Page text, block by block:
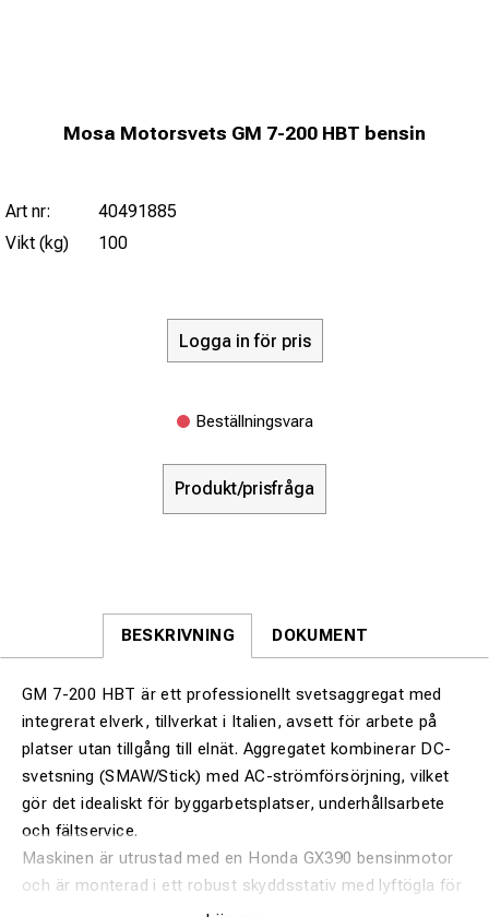
Mosa Motorsvets GM 7-200 HBT bensin
Art nr:
40491885
Vikt (kg)
100
Logga in för pris
Beställningsvara
Produkt/prisfråga
BESKRIVNING DOKUMENT
GM 7-200 HBT är ett professionellt svetsaggregat med
integrerat elverk, tillverkat i Italien, avsett för arbete på
platser utan tillgång till elnät. Aggregatet kombinerar DC-
svetsning (SMAW/Stick) med AC-strömförsörjning, vilket
gör det idealiskt för byggarbetsplatser, underhållsarbete
och fältservice.
Maskinen är utrustad med en Honda GX390 bensinmotor
och är monterad i ett robust skyddsstativ med lyftögla för
säker och enkel hantering.